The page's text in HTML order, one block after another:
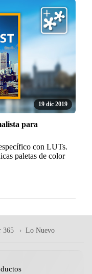
19 dic 2019
para
con LUTs.
paletas de color
365 Lo Nuevo